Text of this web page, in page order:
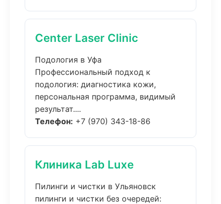
Center Laser Clinic
Подология в Уфа
Профессиональный подход к
подология: диагностика кожи,
персональная программа, видимый
результат....
Телефон: +7 (970) 343-18-86
Клиника Lab Luxe
Пилинги и чистки в Ульяновск
пилинги и чистки без очередей: